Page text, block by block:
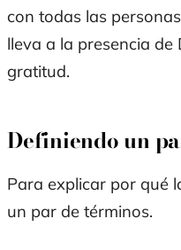
con todas las
lleva a la presencia
gratitud.
Definiendo un
Para explicar por qué
un par de términos.